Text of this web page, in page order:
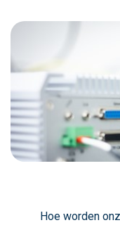
Hoe worden